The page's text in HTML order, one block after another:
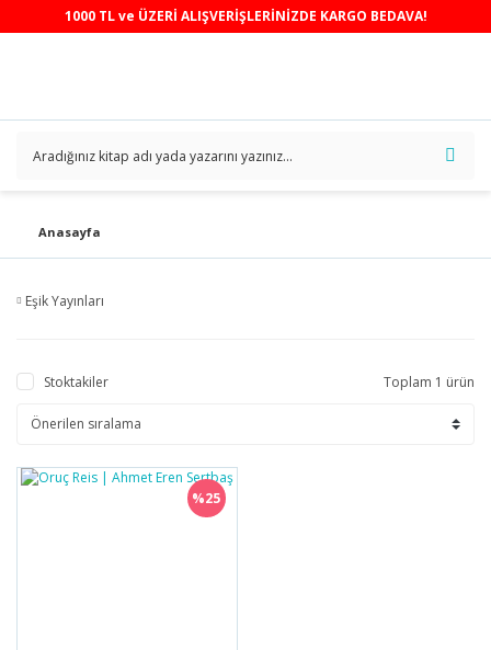
1000 TL ve ÜZERİ ALIŞVERİŞLERİNİZDE KARGO BEDAVA!
Anasayfa
Eşik Yayınları
Stoktakiler Toplam 1 ürün
%25